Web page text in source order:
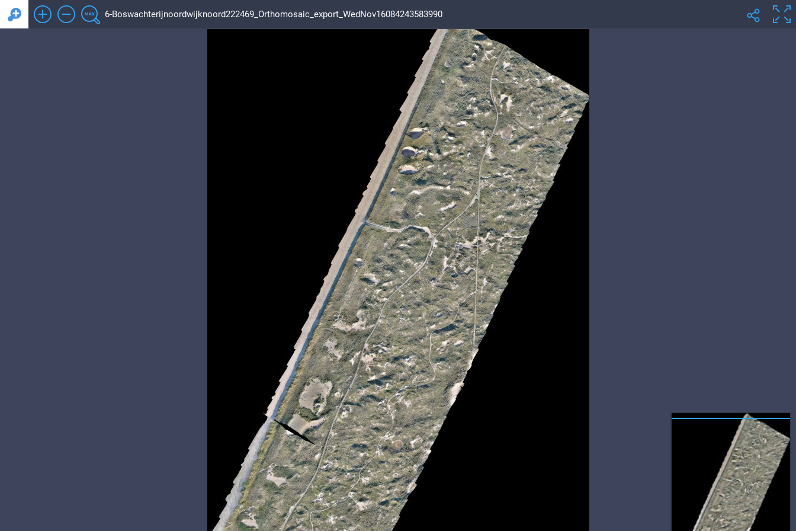
6-Boswachterijnoordwijknoord222469_Orthomosaic_export_WedNov16084243583990